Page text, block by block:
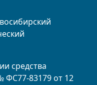
средства
83179 от 12